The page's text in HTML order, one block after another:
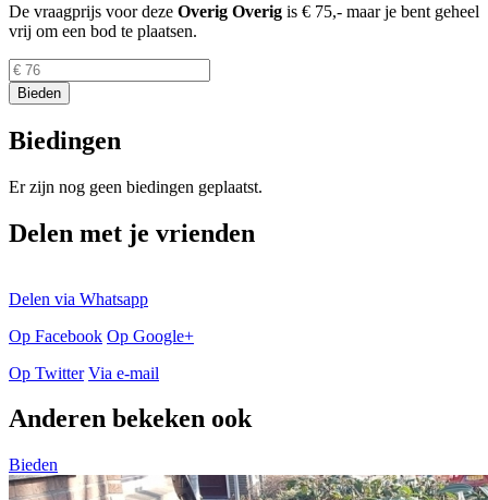
De vraagprijs voor deze Overig Overig is € 75,- maar je bent geheel
vrij om een bod te plaatsen.
Biedingen
Er zijn nog geen biedingen geplaatst.
Delen met je vrienden
Delen via Whatsapp
Op Facebook Op Google+
Op Twitter Via e-mail
Anderen bekeken ook
Bieden